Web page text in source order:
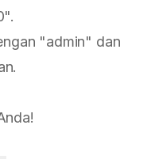
"admin" dan